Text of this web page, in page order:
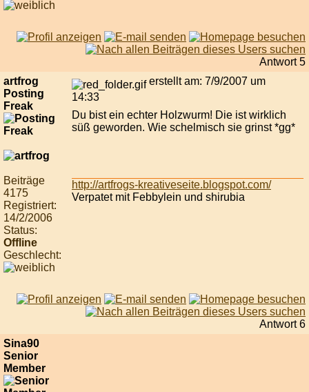
Antwort 5
artfrog
Posting
Freak
Beiträge
4175
Registriert:
14/2/2006
Status:
Offline
Geschlecht:
erstellt am: 7/9/2007 um
14:33
Du bist ein echter Holzwurm! Die ist wirklich
süß geworden. Wie schelmisch sie grinst *gg*
http://artfrogs-kreativeseite.blogspot.com/
Verpatet mit Febbylein und shirubia
Antwort 6
Sina90
Senior
Member